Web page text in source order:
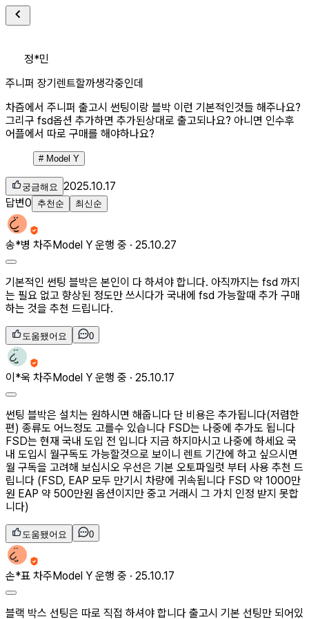
정*민
주니퍼 장기렌트할까생각중인데
차즘에서 주니퍼 출고시 썬팅이랑 블박 이런 기본적인것들 해주나요?
그리구 fsd옵션 추가하면 추가된상대로 출고되나요? 아니면 인수후
어플에서 따로 구매를 해야하나요?
# Model Y
궁금해요 2025.10.17
답변0 추천순 최신순
송*병 차주Model Y 운행 중 · 25.10.27
기본적인 썬팅 블박은 본인이 다 하셔야 합니다. 아직까지는 fsd 까지
는 필요 없고 향상된 정도만 쓰시다가 국내에 fsd 가능할때 추가 구매
하는 것을 추천 드립니다.
도움됐어요 0
이*욱 차주Model Y 운행 중 · 25.10.17
썬팅 블박은 설치는 원하시면 해줍니다 단 비용은 추가됩니다(저렴한
편) 종류도 어느정도 고를수 있습니다 FSD는 나중에 추가도 됩니다
FSD는 현재 국내 도입 전 입니다 지금 하지마시고 나중에 하세요 국
내 도입시 월구독도 가능할것으로 보이니 렌트 기간에 하고 싶으시면
월 구독을 고려해 보십시오 우선은 기본 오토파일럿 부터 사용 추천 드
립니다 (FSD, EAP 모두 만기시 차량에 귀속됩니다 FSD 약 1000만
원 EAP 약 500만원 옵션이지만 중고 거래시 그 가치 인정 받지 못합
니다)
도움됐어요 0
손*표 차주Model Y 운행 중 · 25.10.17
블랙 박스 선팅은 따로 직접 하셔야 합니다 출고시 기본 선팅만 되어있